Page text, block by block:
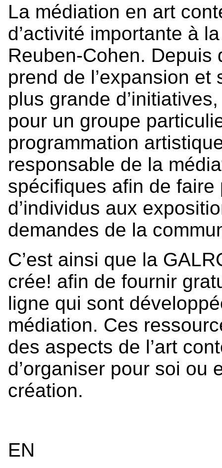
La médiation en art
d’activité importante à
Reuben-Cohen.
prend de l’expansion
plus grande
pour un groupe
programmation
responsable de la
spécifiques afin de
d’individus aux
demandes de la
C’est ainsi que la
crée! afin de fournir
ligne qui sont
médiation. Ces
des aspects de l’art
d’organiser pour soi ou
création.
EN